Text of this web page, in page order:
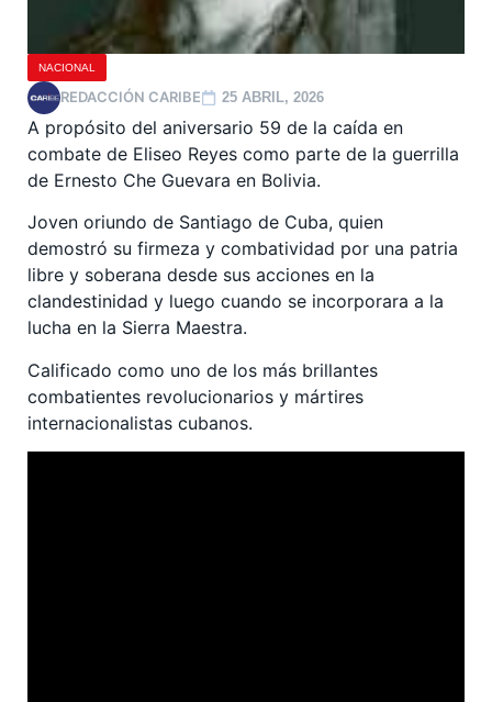
NACIONAL
REDACCIÓN CARIBE 25 ABRIL, 2026
A propósito del aniversario 59 de la caída en
combate de Eliseo Reyes como parte de la guerrilla
de Ernesto Che Guevara en Bolivia.
Joven oriundo de Santiago de Cuba, quien
demostró su firmeza y combatividad por una patria
libre y soberana desde sus acciones en la
clandestinidad y luego cuando se incorporara a la
lucha en la Sierra Maestra.
Calificado como uno de los más brillantes
combatientes revolucionarios y mártires
internacionalistas cubanos.